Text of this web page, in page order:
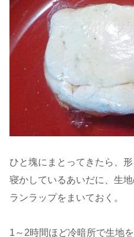
ひと塊にまとってきたら、
寝かしているあいだに、生
ランラップをまいておく。
1～2時間ほど冷暗所で生地